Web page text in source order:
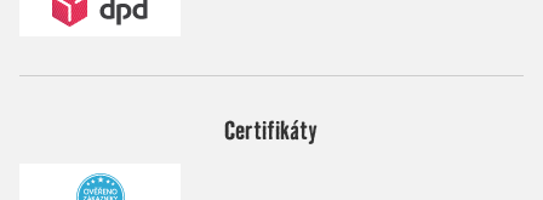
Certifikáty